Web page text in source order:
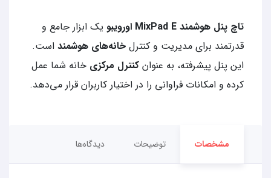
تاچ پنل هوشمند MixPad E اورویبو
یک ابزار جامع و
قدرتمند برای مدیریت و کنترل خانه‌های هوشمند است.
این پنل پیشرفته، به عنوان کنترل مرکزی خانه شما عمل
کرده و امکانات فراوانی را در اختیار کاربران قرار می‌دهد.
مشخصات توضیحات دیدگاه‌ها